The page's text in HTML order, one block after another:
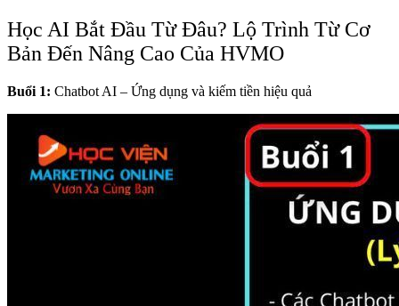
Học AI Bắt Đầu Từ Đâu? Lộ Trình Từ Cơ
Bản Đến Nâng Cao Của HVMO
Buổi 1: Chatbot AI – Ứng dụng và kiếm tiền hiệu quả